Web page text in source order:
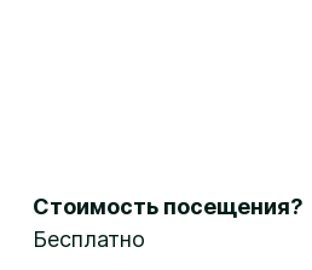
Стоимость посещения?
Бесплатно